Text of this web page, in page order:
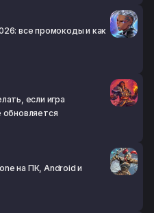
все промокоды и как
если игра
обновляется
на ПК, Android и